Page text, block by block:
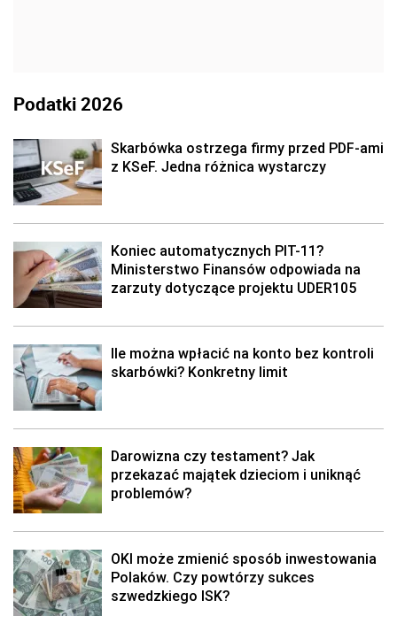
Podatki 2026
Skarbówka ostrzega firmy przed PDF-ami
z KSeF. Jedna różnica wystarczy
Koniec automatycznych PIT-11?
Ministerstwo Finansów odpowiada na
zarzuty dotyczące projektu UDER105
Ile można wpłacić na konto bez kontroli
skarbówki? Konkretny limit
Darowizna czy testament? Jak
przekazać majątek dzieciom i uniknąć
problemów?
OKI może zmienić sposób inwestowania
Polaków. Czy powtórzy sukces
szwedzkiego ISK?